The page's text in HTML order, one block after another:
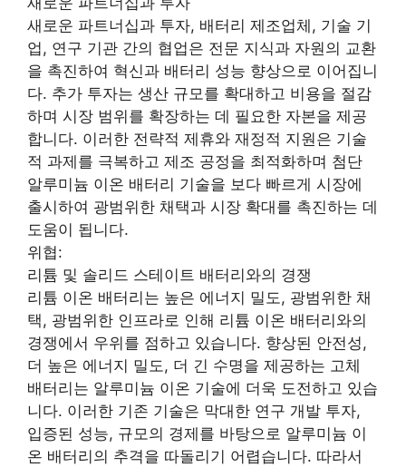
새로운 파트너십과 투자, 배터리 제조업체, 기술 기
업, 연구 기관 간의 협업은 전문 지식과 자원의 교환
을 촉진하여 혁신과 배터리 성능 향상으로 이어집니
다. 추가 투자는 생산 규모를 확대하고 비용을 절감
하며 시장 범위를 확장하는 데 필요한 자본을 제공
합니다. 이러한 전략적 제휴와 재정적 지원은 기술
적 과제를 극복하고 제조 공정을 최적화하며 첨단
알루미늄 이온 배터리 기술을 보다 빠르게 시장에
출시하여 광범위한 채택과 시장 확대를 촉진하는 데
도움이 됩니다.
위협:
리튬 및 솔리드 스테이트 배터리와의 경쟁
리튬 이온 배터리는 높은 에너지 밀도, 광범위한 채
택, 광범위한 인프라로 인해 리튬 이온 배터리와의
경쟁에서 우위를 점하고 있습니다. 향상된 안전성,
더 높은 에너지 밀도, 더 긴 수명을 제공하는 고체
배터리는 알루미늄 이온 기술에 더욱 도전하고 있습
니다. 이러한 기존 기술은 막대한 연구 개발 투자,
입증된 성능, 규모의 경제를 바탕으로 알루미늄 이
온 배터리의 추격을 따돌리기 어렵습니다. 따라서